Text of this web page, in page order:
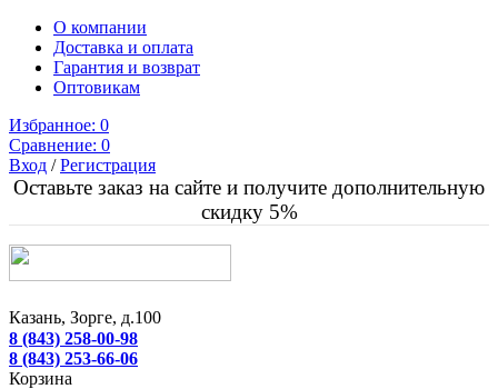
О компании
Доставка и оплата
Гарантия и возврат
Оптовикам
Избранное: 0
Сравнение: 0
Вход /Регистрация
Оставьте заказ на сайте и получите дополнительную
скидку 5%
Казань, Зорге, д.100
8 (843) 258-00-98
8 (843) 253-66-06
Корзина